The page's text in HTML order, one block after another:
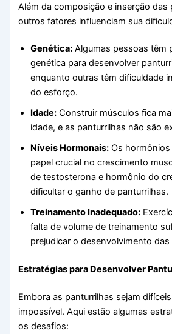
Além da composição e inserção das
outros fatores influenciam sua
Genética: Algumas pessoas têm
genética para desenvolver
enquanto outras têm dificuldade
do esforço.
Idade: Construir músculos fica
idade, e as panturrilhas não são
Níveis Hormonais: Os
papel crucial no crescimento
de testosterona e hormônio do
dificultar o ganho de panturrilhas.
Treinamento Inadequado:
falta de volume de treinamento
prejudicar o desenvolvimento das
Estratégias para Desenvolver
Embora as panturrilhas sejam
impossível. Aqui estão algumas
os desafios: